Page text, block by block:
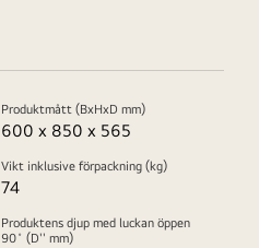
Produktmått (BxHxD mm)
600 x 850 x 565
Vikt inklusive förpackning (kg)
74
Produktens djup med luckan öppen
90˚ (D'' mm)